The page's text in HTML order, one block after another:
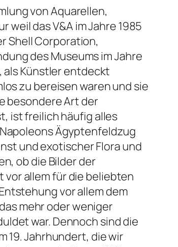
von Aquarellen,
das V&A im Jahre 1985
Shell Corporation,
des Museums im Jahre
als Künstler entdeckt
zu bereisen waren und sie
besondere Art der
ist freilich häufig alles
Ägyptenfeldzug
und exotischer Flora und
ob die Bilder der
vor allem für die beliebten
vor allem dem
mehr oder weniger
war. Dennoch sind die
19. Jahrhundert, die wir